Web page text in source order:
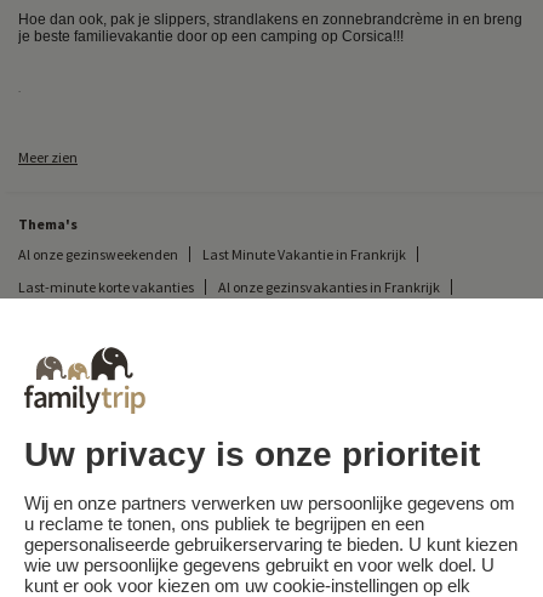
Hoe dan ook, pak je slippers, strandlakens en zonnebrandcrème in en breng
je beste familievakantie door op een camping op Corsica!!!
.
Meer zien
Thema's
Al onze gezinsweekenden
Last Minute Vakantie in Frankrijk
Last-minute korte vakanties
Al onze gezinsvakanties in Frankrijk
Bestemmingen
Skivakantie in Frankrijk
Familytrip © 2026 Familytrip
Wie zijn wij?
Algemene voorwaarden en privacybeleid
Wat de pers over ons te zeggen heeft
Partners FAQ Blog
Beveiligde betaling Réalisé par Sooyoos
Uw privacy is onze prioriteit
Wij en onze partners verwerken uw persoonlijke gegevens om
u reclame te tonen, ons publiek te begrijpen en een
gepersonaliseerde gebruikerservaring te bieden. U kunt kiezen
wie uw persoonlijke gegevens gebruikt en voor welk doel. U
kunt er ook voor kiezen om uw cookie-instellingen op elk